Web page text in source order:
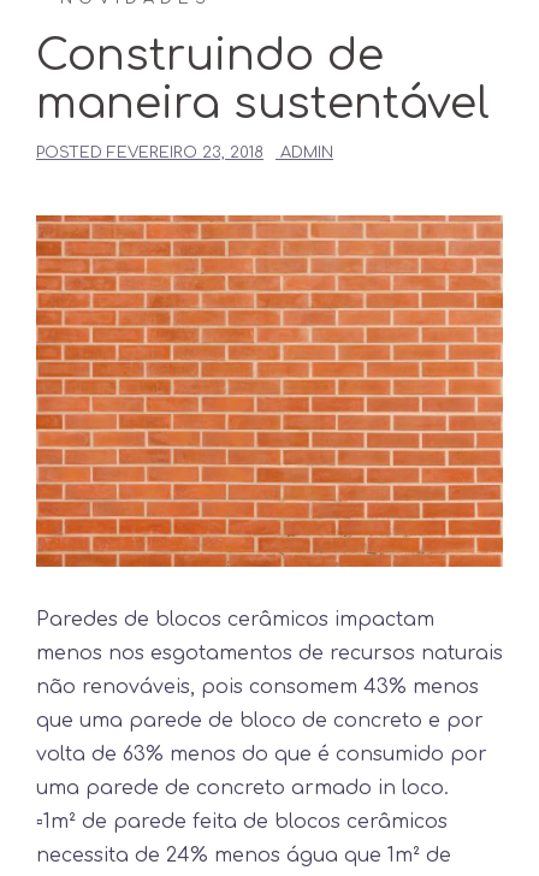
Construindo de
maneira sustentável
POSTED FEVEREIRO 23, 2018 ADMIN
Paredes de blocos cerâmicos impactam
menos nos esgotamentos de recursos naturais
não renováveis, pois consomem 43% menos
que uma parede de bloco de concreto e por
volta de 63% menos do que é consumido por
uma parede de concreto armado in loco.
▫1m² de parede feita de blocos cerâmicos
necessita de 24% menos água que 1m² de